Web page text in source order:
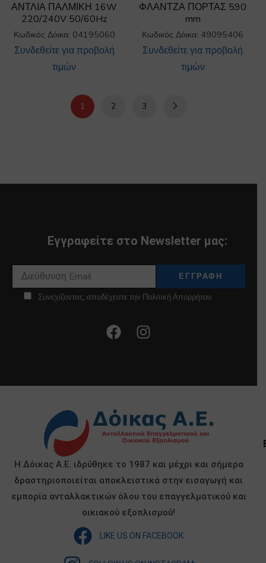
ΑΝΤΛΙΑ ΠΑΛΜΙΚΗ 16W
220/240V 50/60Hz
Κωδικός Δόικα: 04195060
Συνδεθείτε για προβολή
τιμών
ΦΛΑΝΤΖΑ ΠΟΡΤΑΣ 590
mm
Κωδικός Δόικα: 49095406
Συνδεθείτε για προβολή
τιμών
1 2 3
Εγγραφείτε στο Newsletter μας:
Συνεχίζοντας, αποδέχεστε την Πολιτική Απορρήτου
Η Δόικας Α.Ε. ιδρύθηκε το 1987 και μέχρι και σήμερα
δραστηριοποιείται αποκλειστικά στην εισαγωγή και
εμπορία ανταλλακτικών όλου του επαγγελματικού και
οικιακού εξοπλισμού!
LIKE US ON FACEBOOK